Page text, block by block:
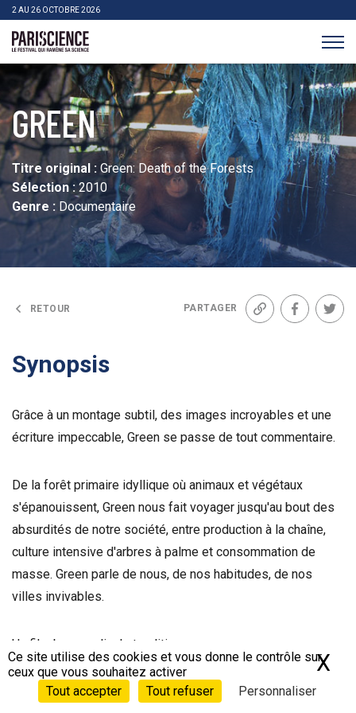
>Aller au contenu
2 AU 26 OCTOBRE 2026
GREEN
Titre original : Green: Death of the Forests
Sélection :2010
Genre : Documentaire
RETOUR PARTAGER
Lien Facebook
Synopsis
Grâce à un montage subtil, des images incroyables et une
écriture impeccable, Green se passe de tout commentaire.
De la forêt primaire idyllique où animaux et végétaux
s'épanouissent, Green nous fait voyager jusqu'au bout des
absurdités de notre société, entre production à la chaîne,
culture intensive d'arbres à palme et consommation de
masse. Green parle de nous, de nos habitudes, de nos
villes invivables.
Un film beau, radical et politique.
Panneau de gestion des cookies
Ce site utilise des cookies et vous donne le contrôle sur
ceux que vous souhaitez activer
Tout accepter
Tout refuser Personnaliser
X